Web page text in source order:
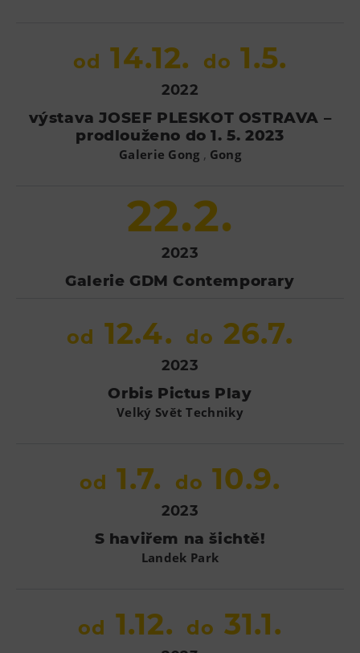
od 14.12. do 1.5.
2022
výstava JOSEF PLESKOT OSTRAVA –
prodlouženo do 1. 5. 2023
Galerie Gong , Gong
22.2.
2023
Galerie GDM Contemporary
od 12.4. do 26.7.
2023
Orbis Pictus Play
Velký Svět Techniky
od 1.7. do 10.9.
2023
S haviřem na šichtě!
Landek Park
od 1.12. do 31.1.